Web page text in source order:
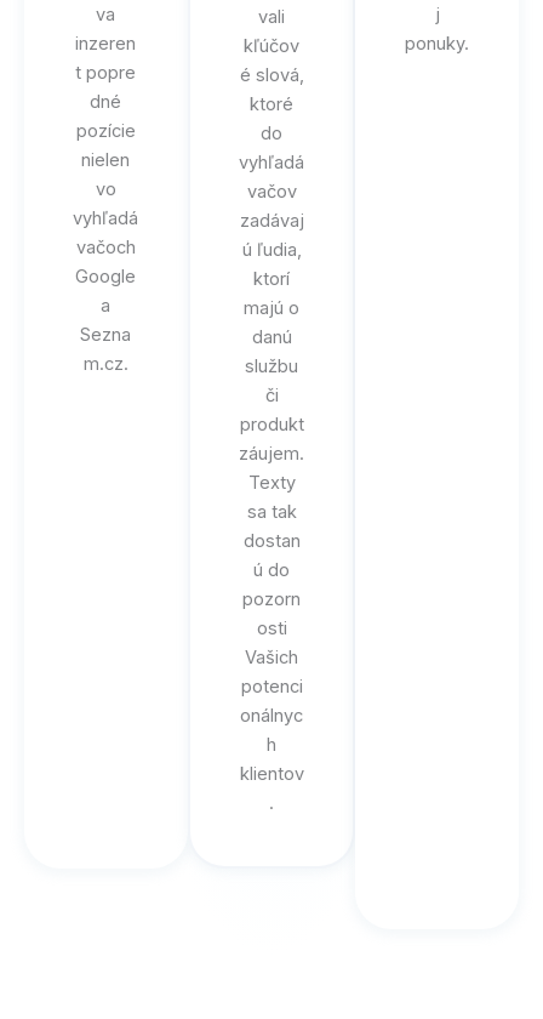
va
inzeren
t popre
dné
pozície
nielen
vo
vyhľadá
vačoch
Google
a
Sezna
m.cz.
vali
kľúčov
é slová,
ktoré
do
vyhľadá
vačov
zadávaj
ú ľudia,
ktorí
majú o
danú
službu
či
produkt
záujem.
Texty
sa tak
dostan
ú do
pozorn
osti
Vašich
potenci
onálnyc
h
klientov
.
j
ponuky.